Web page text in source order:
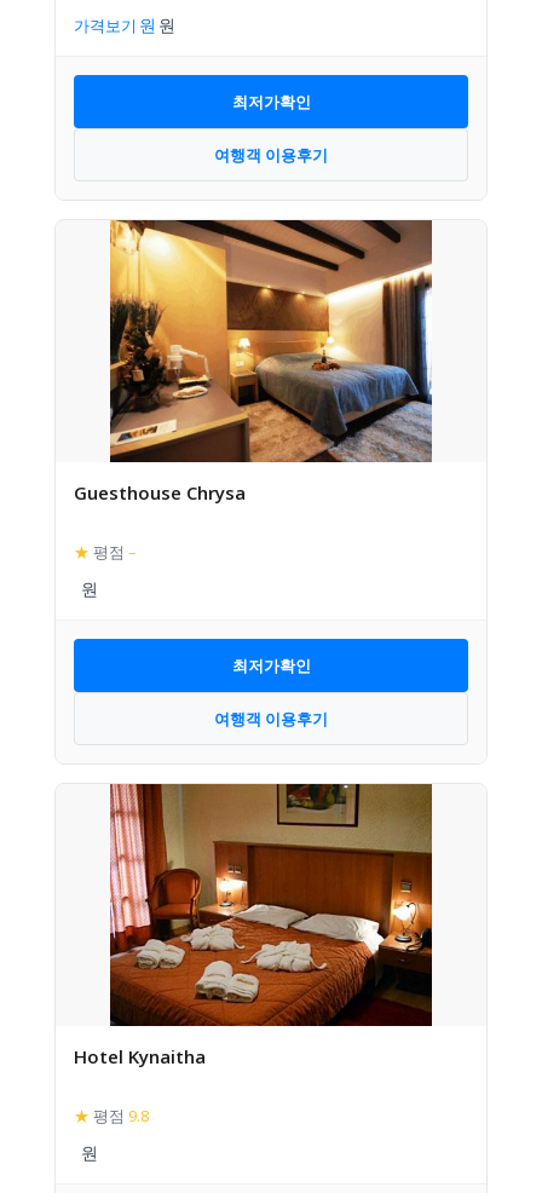
가격보기
최저가확인
여행객 이용후기
Guesthouse Chrysa
★ 평점 –
최저가확인
여행객 이용후기
Hotel Kynaitha
★ 평점 9.8